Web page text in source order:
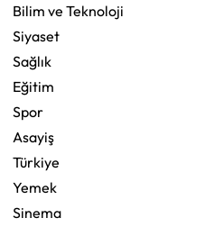
Bilim ve Teknoloji
Siyaset
Sağlık
Eğitim
Spor
Asayiş
Türkiye
Yemek
Sinema